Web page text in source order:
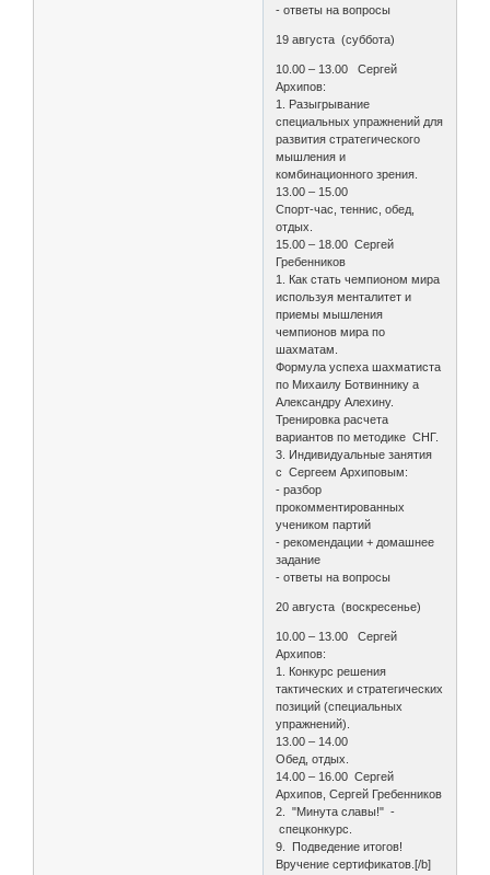
- ответы на вопросы
19 августа (суббота)
10.00 – 13.00 Сергей
Архипов:
1. Разыгрывание
специальных упражнений для
развития стратегического
мышления и
комбинационного зрения.
13.00 – 15.00
Спорт-час, теннис, обед,
отдых.
15.00 – 18.00 Сергей
Гребенников
1. Как стать чемпионом мира
используя менталитет и
приемы мышления
чемпионов мира по
шахматам.
Формула успеха шахматиста
по Михаилу Ботвиннику а
Александру Алехину.
Тренировка расчета
вариантов по методике СНГ.
3. Индивидуальные занятия
с Сергеем Архиповым:
- разбор
прокомментированных
учеником партий
- рекомендации + домашнее
задание
- ответы на вопросы
20 августа (воскресенье)
10.00 – 13.00 Сергей
Архипов:
1. Конкурс решения
тактических и стратегических
позиций (специальных
упражнений).
13.00 – 14.00
Обед, отдых.
14.00 – 16.00 Сергей
Архипов, Сергей Гребенников
2. "Минута славы!" -
спецконкурс.
9. Подведение итогов!
Вручение сертификатов.[/b]